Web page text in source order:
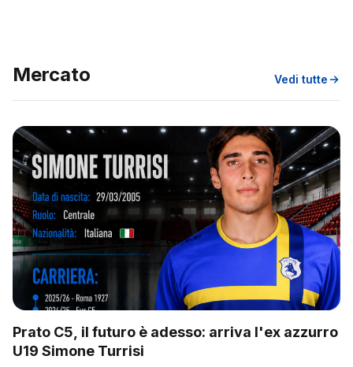
Mercato Vedi tutte
Prato C5, il futuro è adesso: arriva l'ex azzurro
U19 Simone Turrisi